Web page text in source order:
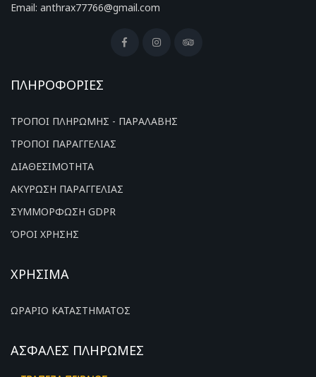
Email: anthrax77766@gmail.com
ΠΛΗΡΟΦΟΡΙΕΣ
ΤΡΟΠΟΙ ΠΛΗΡΩΜΗΣ - ΠΑΡΑΛΑΒΗΣ
ΤΡΟΠΟΙ ΠΑΡΑΓΓΕΛΙΑΣ
ΔΙΑΘΕΣΙΜΟΤΗΤΑ
ΑΚΥΡΩΣΗ ΠΑΡΑΓΓΕΛΙΑΣ
ΣΥΜΜΟΡΦΩΣΗ GDPR
ΌΡΟΙ ΧΡΗΣΗΣ
ΧΡΗΣΙΜΑ
ΩΡΑΡΙΟ ΚΑΤΑΣΤΗΜΑΤΟΣ
ΑΣΦΑΛΕΣ ΠΛΗΡΩΜΕΣ